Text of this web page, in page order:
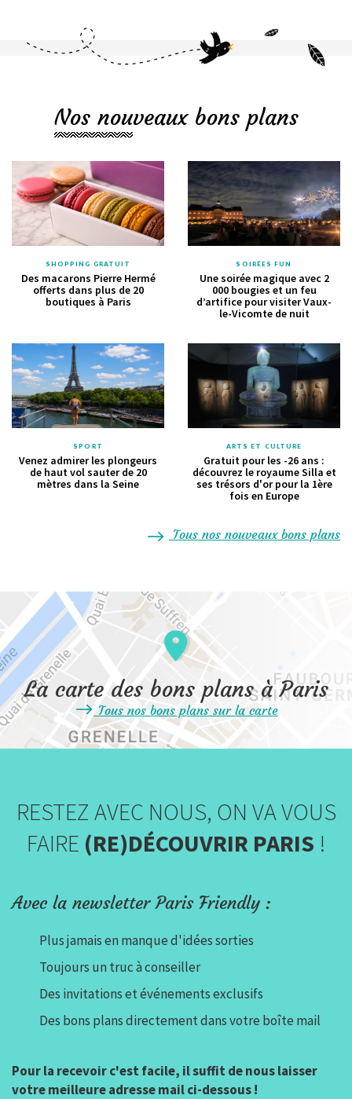
Nos nouveaux bons plans
SHOPPING GRATUIT
Des macarons Pierre Hermé
offerts dans plus de 20
boutiques à Paris
SOIRÉES FUN
Une soirée magique avec 2
000 bougies et un feu
d’artifice pour visiter Vaux-
le-Vicomte de nuit
SPORT
Venez admirer les plongeurs
de haut vol sauter de 20
mètres dans la Seine
ARTS ET CULTURE
Gratuit pour les -26 ans :
découvrez le royaume Silla et
ses trésors d'or pour la 1ère
fois en Europe
Tous nos nouveaux bons plans
La carte des bons plans à Paris
Tous nos bons plans sur la carte
RESTEZ AVEC NOUS, ON VA VOUS
FAIRE (RE)DÉCOUVRIR PARIS !
Avec la newsletter Paris Friendly :
Plus jamais en manque d'idées sorties
Toujours un truc à conseiller
Des invitations et événements exclusifs
Des bons plans directement dans votre boîte mail
Pour la recevoir c'est facile, il suffit de nous laisser
votre meilleure adresse mail ci-dessous !